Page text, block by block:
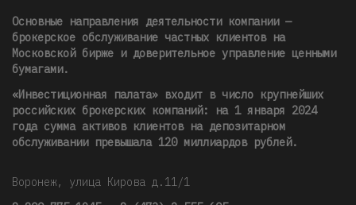
Основные направления деятельности компании —
брокерское обслуживание частных клиентов на
Московской бирже и доверительное управление ценными
бумагами.
«Инвестиционная палата» входит в число крупнейших
российских брокерских компаний: на 1 января 2024
года сумма активов клиентов на депозитарном
обслуживании превышала 120 миллиардов рублей.
Воронеж, улица Кирова д.11/1